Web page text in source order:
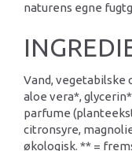
naturens egne
Vand, vegetabilske
aloe vera*,
parfume
citronsyre,
økologisk. ** =